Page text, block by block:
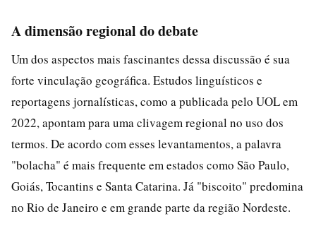
A dimensão regional do debate
Um dos aspectos mais fascinantes dessa discussão é sua
forte vinculação geográfica. Estudos linguísticos e
reportagens jornalísticas, como a publicada pelo UOL em
2022, apontam para uma clivagem regional no uso dos
termos. De acordo com esses levantamentos, a palavra
"bolacha" é mais frequente em estados como São Paulo,
Goiás, Tocantins e Santa Catarina. Já "biscoito" predomina
no Rio de Janeiro e em grande parte da região Nordeste.